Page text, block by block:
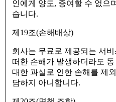
인에게 양도, 증여할 수 없으
습니다.
제19조(손해배상)
회사는 무료로 제공되는 서
떠한 손해가 발생하더라도
대한 과실로 인한 손해를 제
담하지 아니합니다.